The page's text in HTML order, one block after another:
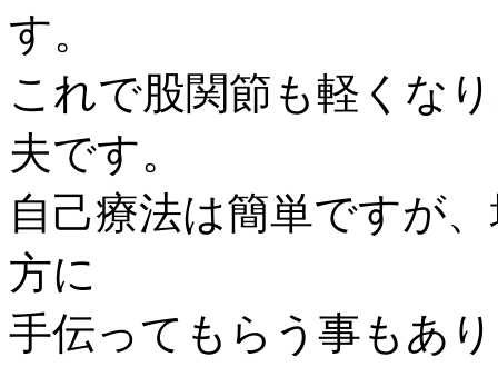
す。
これで股関節も軽くな
夫です。
自己療法は簡単ですが
方に
手伝ってもらう事もあ